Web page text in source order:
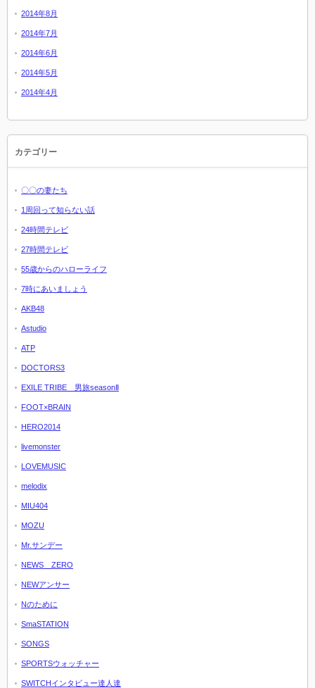
2014年8月
2014年7月
2014年6月
2014年5月
2014年4月
カテゴリー
〇〇の妻たち
1周回って知らない話
24時間テレビ
27時間テレビ
55歳からのハローライフ
7時にあいましょう
AKB48
Astudio
ATP
DOCTORS3
EXILE TRIBE 男旅seasonⅡ
FOOT×BRAIN
HERO2014
livemonster
LOVEMUSIC
melodix
MIU404
MOZU
Mr.サンデー
NEWS ZERO
NEWアンサー
Nのために
SmaSTATION
SONGS
SPORTSウォッチャー
SWITCHインタビュー達人達